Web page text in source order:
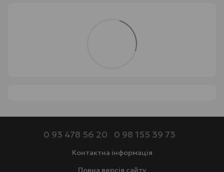
0 93 478 56 20 0 98 155 39 73
Контактна інформація
Повна версія сайту